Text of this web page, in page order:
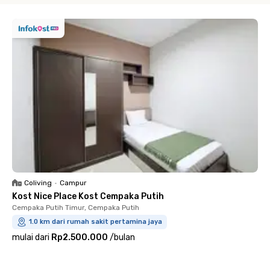
Coliving • Campur
Kost Nice Place Kost Cempaka Putih
Cempaka Putih Timur, Cempaka Putih
1.0 km dari rumah sakit pertamina jaya
mulai dari Rp2.500.000 /bulan